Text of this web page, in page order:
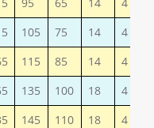
105 75 14 4
115 85 14 4
135 100 18 4
145 110 18 4